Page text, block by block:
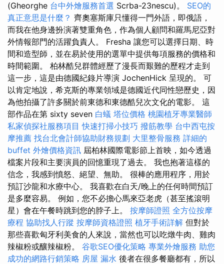
(Gheorghe 台中外燴服務首選 Scrba-23nescu)。 SEO的
真正意思是什麼？ 齊奧塞斯庫只懂得一門外語，即俄語，
而我在他身邊扮演著雙重角色，作為個人顧問和羅馬尼亞對
外情報部門的活躍負責人。 Fresha 讓您可以選擇日期、時
間和造型師，並在易於使用的選單中提供每項服務的價格和
時間範圍。 柏林酷兒群體經歷了漫長而艱難的歷程才走到
這一步，這是由德國紀錄片導演 JochenHick 呈現的。 可
以肯定地說，希克斯的專業領域是德國近代同性戀歷史，因
為他拍攝了許多關於前東德和東德酷兒次文化的電影。 這
部作品在第 sixty seven 白蟻 塔位價格 桃園植牙專業醫師
私家偵探社服務項目 快速打掃小技巧 撥筋教學 台中西屯按
摩推薦 找台北會計師協助財務規劃 大里整骨服務 詳細的
buffet 外燴價格資訊 屆柏林國際電影節上首映，如今透過
檔案片段和主要演員的回憶重現了過去。 我也抱著這樣的
信念，我感到憤怒、絕望、無助。 很棒的應用程序，用於
預訂沙龍和水療中心。 我喜歡在白天/晚上的任何時間預訂
是多麼容易。 例如，您不必擔心馬來亞老虎（甚至搖滾明
星）會在午餐時跳到您的脖子上。 按摩師證照 全方位按摩
療程 協助找人行蹤 按摩師資格證照 植牙手術詳解 但對於
那些喜歡匈牙利美食的人來說，當然也可以吃燉牛肉、雞肉
辣椒粉或釀辣椒粉。 谷歌SEO優化策略 專業外燴服務 助您
成功的網路行銷策略 房屋 漏水 後者在很多餐廳都有，所以